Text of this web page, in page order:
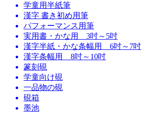
学童用半紙筆
漢字 書き初め用筆
パフォーマンス用筆
実用書・かな用 3吋～5吋
漢字半紙・かな条幅用 6吋～7吋
漢字条幅用 8吋～10吋
篆刻硯
学童向け硯
一品物の硯
硯箱
墨池